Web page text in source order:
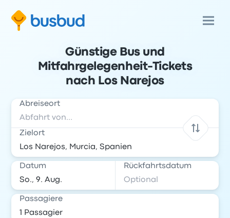
Günstige Bus und
Mitfahrgelegenheit-Tickets
nach Los Narejos
Abreiseort
Zielort
Datum Rückfahrtsdatum
Passagiere